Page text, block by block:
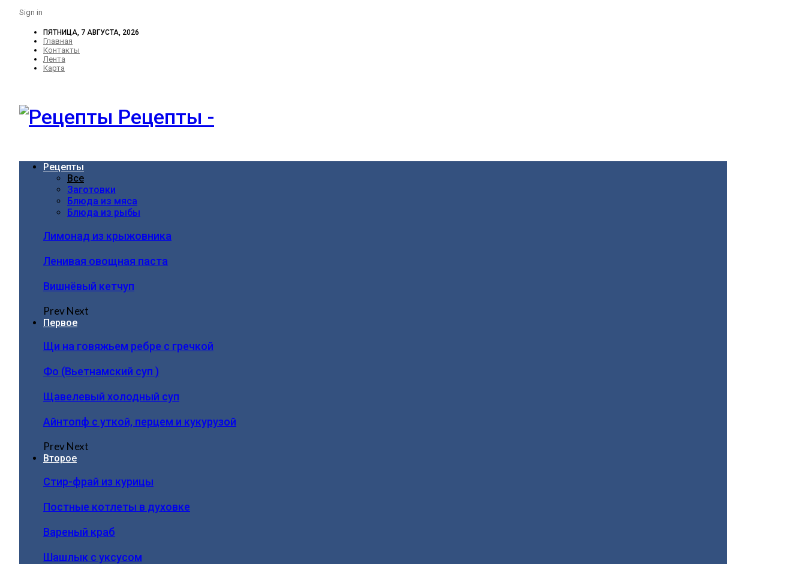
Sign in
ПЯТНИЦА, 7 АВГУСТА, 2026
Главная
Контакты
Лента
Карта
Рецепты -
Рецепты
Все
Заготовки
Блюда из мяса
Блюда из рыбы
Лимонад из крыжовника
Ленивая овощная паста
Вишнёвый кетчуп
PrevNext
Первое
Щи на говяжьем ребре с гречкой
Фо (Вьетнамский суп )
Щавелевый холодный суп
Айнтопф с уткой, перцем и кукурузой
PrevNext
Второе
Стир-фрай из курицы
Постные котлеты в духовке
Вареный краб
Шашлык с уксусом